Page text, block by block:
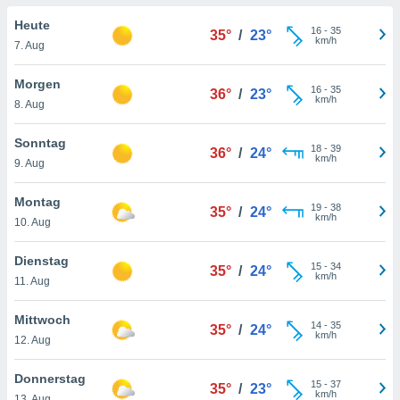
Partner
es uns
Profil zu
Ihnen
Inhalte
Weitere
finden
. Sie
Sie
Rand
Heute
7. Aug
35° / 23° 16- 35
km/h
Morgen
8. Aug
36° / 23° 16- 35
km/h
Sonntag
9. Aug
36° / 24° 18- 39
km/h
Montag
10. Aug
35° / 24° 19- 38
km/h
Dienstag
11. Aug
35° / 24° 15- 34
km/h
Mittwoch
12. Aug
35° / 24° 14- 35
km/h
Donnerstag
35° / 23° 15- 37
km/h